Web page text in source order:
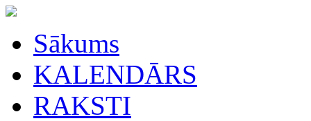
Sākums
KALENDĀRS
RAKSTI